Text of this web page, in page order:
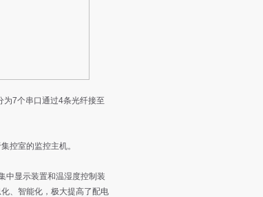
为7个串口通过4条光纤接至
控室的监控主机。
中显示装置和温湿度控制装
、智能化，极大提高了配电